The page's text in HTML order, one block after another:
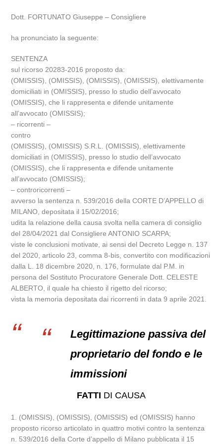
Dott. FORTUNATO Giuseppe – Consigliere
ha pronunciato la seguente:
SENTENZA
sul ricorso 20283-2016 proposto da:
(OMISSIS), (OMISSIS), (OMISSIS), (OMISSIS), elettivamente
domiciliati in (OMISSIS), presso lo studio dell’avvocato
(OMISSIS), che li rappresenta e difende unitamente
all’avvocato (OMISSIS);
– ricorrenti –
contro
(OMISSIS), (OMISSIS) S.R.L. (OMISSIS), elettivamente
domiciliati in (OMISSIS), presso lo studio dell’avvocato
(OMISSIS), che li rappresenta e difende unitamente
all’avvocato (OMISSIS);
– controricorrenti –
avverso la sentenza n. 539/2016 della CORTE D’APPELLO di
MILANO, depositata il 15/02/2016;
udita la relazione della causa svolta nella camera di consiglio
del 28/04/2021 dal Consigliere ANTONIO SCARPA;
viste le conclusioni motivate, ai sensi del Decreto Legge n. 137
del 2020, articolo 23, comma 8-bis, convertito con modificazioni
dalla L. 18 dicembre 2020, n. 176, formulate dal P.M. in
persona del Sostituto Procuratore Generale Dott. CELESTE
ALBERTO, il quale ha chiesto il rigetto del ricorso;
vista la memoria depositata dai ricorrenti in data 9 aprile 2021.
Legittimazione passiva del
proprietario del fondo e le
immissioni
FATTI DI CAUSA
1. (OMISSIS), (OMISSIS), (OMISSIS) ed (OMISSIS) hanno
proposto ricorso articolato in quattro motivi contro la sentenza
n. 539/2016 della Corte d’appello di Milano pubblicata il 15